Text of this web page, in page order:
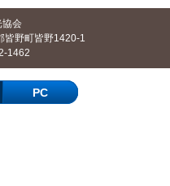
協会
皆野町皆野1420-1
1462
PC